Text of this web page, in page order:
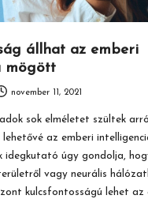
állhat az emberi
mögött
november 11, 2021
sok elméletet szültek
az emberi
idegkutató úgy gondolja,
vagy neurális
kulcsfontosságú lehet az